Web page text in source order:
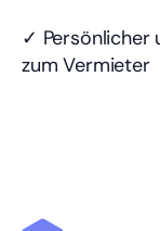
✓ Persönlicher
zum Vermieter